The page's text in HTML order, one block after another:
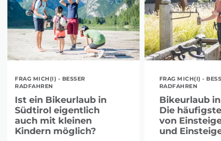
FRAG MICH(I) - BESSER
RADFAHREN
Ist ein Bikeurlaub in
Südtirol eigentlich
auch mit kleinen
Kindern möglich?
FRAG MICH(I) -
RADFAHREN
Bikeurlaub
Die
von
und